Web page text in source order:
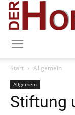
Start Allgemein
Allgemein
Stiftung